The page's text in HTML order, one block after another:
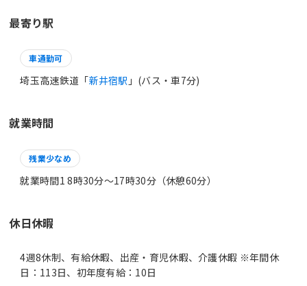
最寄り駅
車通勤可
埼玉高速鉄道「新井宿駅 」(バス・車7分)
就業時間
残業少なめ
就業時間1 8時30分〜17時30分（休憩60分）
休日休暇
4週8休制、有給休暇、出産・育児休暇、介護休暇 ※年間休
日：113日、初年度有給：10日